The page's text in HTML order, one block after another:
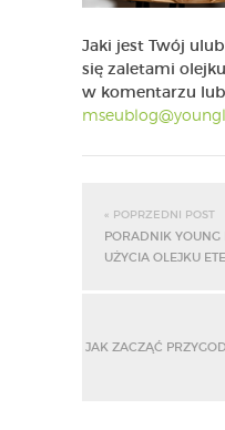
Jaki jest Twój
się zaletami
w komentarzu
« POPRZEDNI POST
PORADNIK YOUNG
UŻYCIA OLEJKU
JAK ZACZĄĆ